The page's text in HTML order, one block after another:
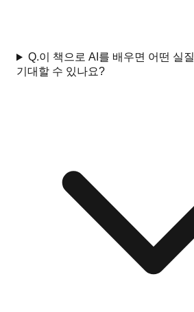
Q.이 책으로 AI를 배우면 어떤 실
기대할 수 있나요?